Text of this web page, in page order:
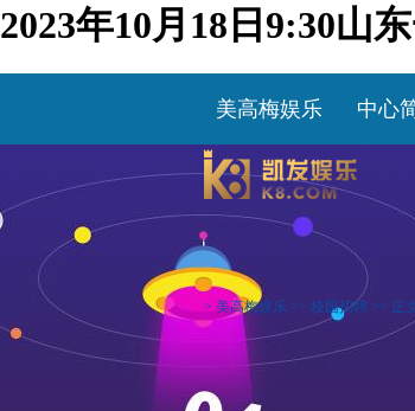
2023年10月18日9:30山
美高梅娱乐 中心
> 美高梅娱乐 >> 校园招聘 >> 正文